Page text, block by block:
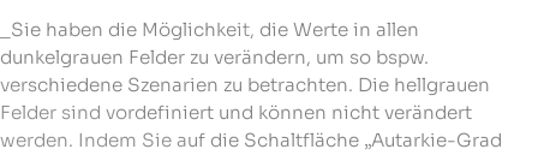
_Sie haben die Möglichkeit, die Werte in allen
dunkelgrauen Felder zu verändern, um so bspw.
verschiedene Szenarien zu betrachten. Die hellgrauen
Felder sind vordefiniert und können nicht verändert
werden. Indem Sie auf die Schaltfläche „Autarkie-Grad